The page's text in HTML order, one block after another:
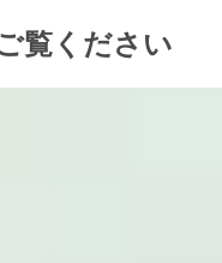
覧ください